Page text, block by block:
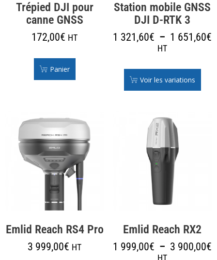
Trépied DJI pour
canne GNSS
172,00€ HT
Panier
Station mobile GNSS
DJI D-RTK 3
1 321,60€ – 1 651,60€
HT
Voir les variations
Emlid Reach RS4 Pro
3 999,00€ HT
Emlid Reach RX2
1 999,00€ – 3 900,00€